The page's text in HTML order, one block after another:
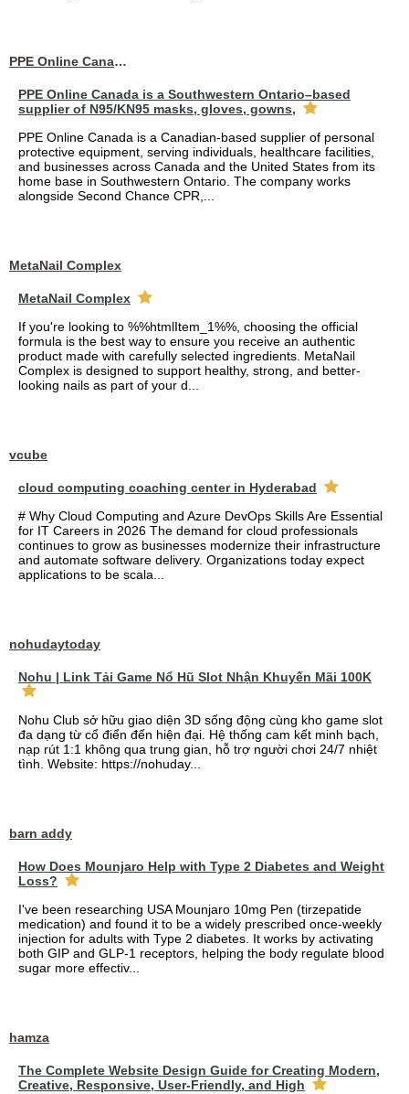
PPE Online Canada – Bulk PPE Supplier | N95, Gloves, Masks & Medical Supplies
PPE Online Canada is a Southwestern Ontario–based
supplier of N95/KN95 masks, gloves, gowns,
PPE Online Canada is a Canadian-based supplier of personal
protective equipment, serving individuals, healthcare facilities,
and businesses across Canada and the United States from its
home base in Southwestern Ontario. The company works
alongside Second Chance CPR,...
MetaNail Complex
MetaNail Complex
If you're looking to %%htmlItem_1%%, choosing the official
formula is the best way to ensure you receive an authentic
product made with carefully selected ingredients. MetaNail
Complex is designed to support healthy, strong, and better-
looking nails as part of your d...
vcube
cloud computing coaching center in Hyderabad
# Why Cloud Computing and Azure DevOps Skills Are Essential
for IT Careers in 2026 The demand for cloud professionals
continues to grow as businesses modernize their infrastructure
and automate software delivery. Organizations today expect
applications to be scala...
nohudaytoday
Nohu | Link Tải Game Nổ Hũ Slot Nhận Khuyến Mãi 100K
Nohu Club sở hữu giao diện 3D sống động cùng kho game slot
đa dạng từ cổ điển đến hiện đại. Hệ thống cam kết minh bạch,
nạp rút 1:1 không qua trung gian, hỗ trợ người chơi 24/7 nhiệt
tình. Website: https://nohuday...
barn addy
How Does Mounjaro Help with Type 2 Diabetes and Weight
Loss?
I've been researching USA Mounjaro 10mg Pen (tirzepatide
medication) and found it to be a widely prescribed once-weekly
injection for adults with Type 2 diabetes. It works by activating
both GIP and GLP-1 receptors, helping the body regulate blood
sugar more effectiv...
hamza
The Complete Website Design Guide for Creating Modern,
Creative, Responsive, User-Friendly, and High